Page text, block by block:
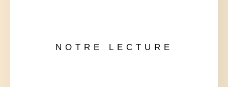
NOTRE LECTURE